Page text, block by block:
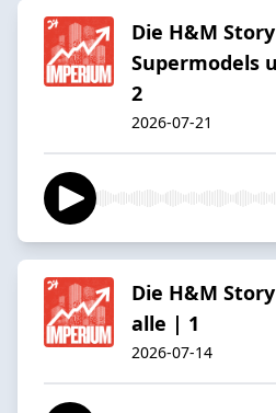
Die H&M
Supermodels
2
2026-07-21
Die H&M
alle | 1
2026-07-14